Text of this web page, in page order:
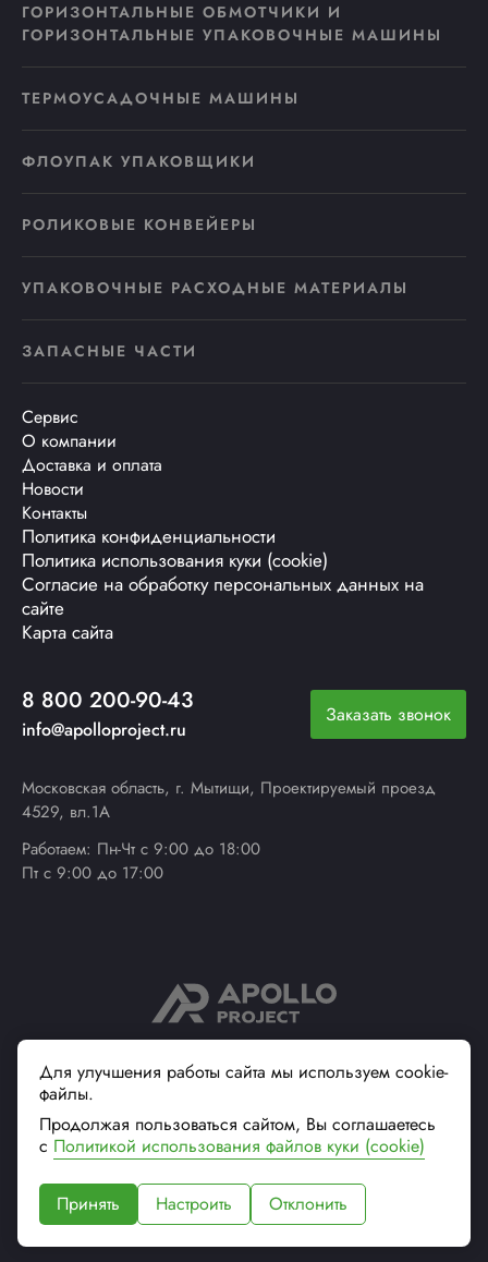
ГОРИЗОНТАЛЬНЫЕ ОБМОТЧИКИ И
ГОРИЗОНТАЛЬНЫЕ УПАКОВОЧНЫЕ МАШИНЫ
ТЕРМОУСАДОЧНЫЕ МАШИНЫ
ФЛОУПАК УПАКОВЩИКИ
РОЛИКОВЫЕ КОНВЕЙЕРЫ
УПАКОВОЧНЫЕ РАСХОДНЫЕ МАТЕРИАЛЫ
ЗАПАСНЫЕ ЧАСТИ
современной упаковки
Вся информация на сайте, касающаяся технических
характеристик, наличия на складе, стоимости товаров, носит
информационный характер и не является публичной офертой (ст.
437 ГК РФ)
Сервис
О компании
Доставка и оплата
Новости
Контакты
Политика конфиденциальности
Политика использования куки (cookie)
Согласие на обработку персональных данных на
сайте
Карта сайта
8 800 200-90-43
info@apolloproject.ru
Заказать звонок
Московская область, г. Мытищи, Проектируемый проезд
4529, вл.1А
Работаем: Пн-Чт с 9:00 до 18:00
Пт с 9:00 до 17:00
Для улучшения работы сайта мы используем cookie-
файлы.
Продолжая пользоваться сайтом, Вы соглашаетесь
с Политикой использования файлов куки (cookie)
Принять Настроить Отклонить